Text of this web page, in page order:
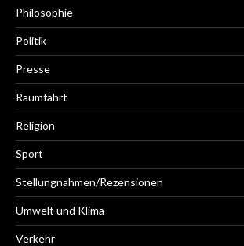
Philosophie
Politik
Presse
Raumfahrt
Religion
Sport
Stellungnahmen/Rezensionen
Umwelt und Klima
Verkehr